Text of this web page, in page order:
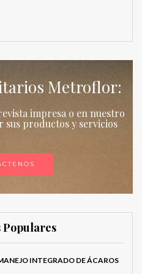
Metroflor:
impresa o en nuestro
sus productos y servicios
Populares
INTEGRADO DE ÁCAROS